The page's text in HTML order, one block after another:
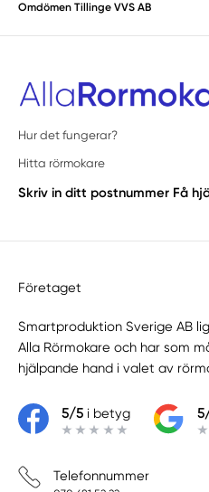
Omdömen Tillinge VVS AB
Hur det fungerar?
Hitta rörmokare
Skriv in ditt postnummer Få
Företaget
Smartproduktion Sverige AB
Alla Rörmokare och har som
hjälpande hand i valet av
5/5i betyg
Telefonnummer